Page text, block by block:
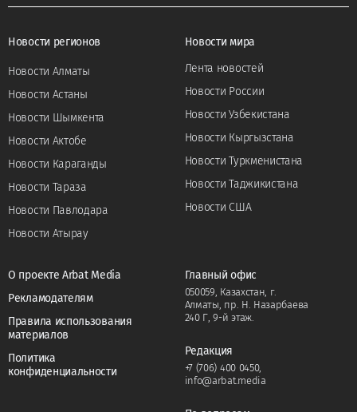
Новости регионов
Новости Алматы
Новости Астаны
Новости Шымкента
Новости Актобе
Новости Караганды
Новости Тараза
Новости Павлодара
Новости Атырау
Новости мира
Лента новостей
Новости России
Новости Узбекистана
Новости Кыргызстана
Новости Туркменистана
Новости Таджикистана
Новости США
О проекте Arbat Media
Рекламодателям
Правила использования
материалов
Политика
конфиденциальности
Главный офис
050059, Казахстан, г.
Алматы, пр. Н. Назарбаева
240 Г, 9-й этаж.
Редакция
+7 (706) 400 0450,
info@arbat.media